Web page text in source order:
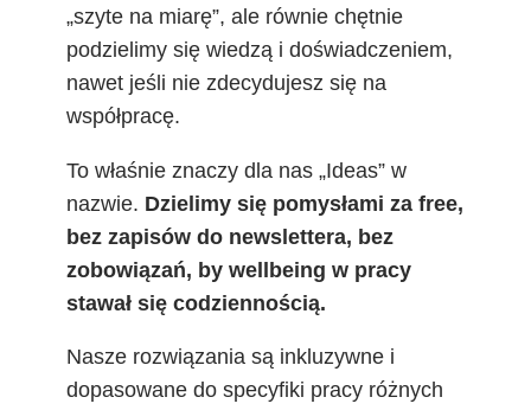
„szyte na miarę”, ale równie chętnie
podzielimy się wiedzą i doświadczeniem,
nawet jeśli nie zdecydujesz się na
współpracę.
To właśnie znaczy dla nas „Ideas” w
nazwie. Dzielimy się pomysłami za free,
bez zapisów do newslettera, bez
zobowiązań, by wellbeing w pracy
stawał się codziennością.
Nasze rozwiązania są inkluzywne i
dopasowane do specyfiki pracy różnych